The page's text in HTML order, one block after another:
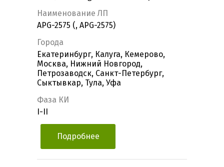
Наименование ЛП
APG-2575 (, APG-2575)
Города
Екатеринбург, Калуга, Кемерово,
Москва, Нижний Новгород,
Петрозаводск, Санкт-Петербург,
Сыктывкар, Тула, Уфа
Фаза КИ
I-II
Подробнее